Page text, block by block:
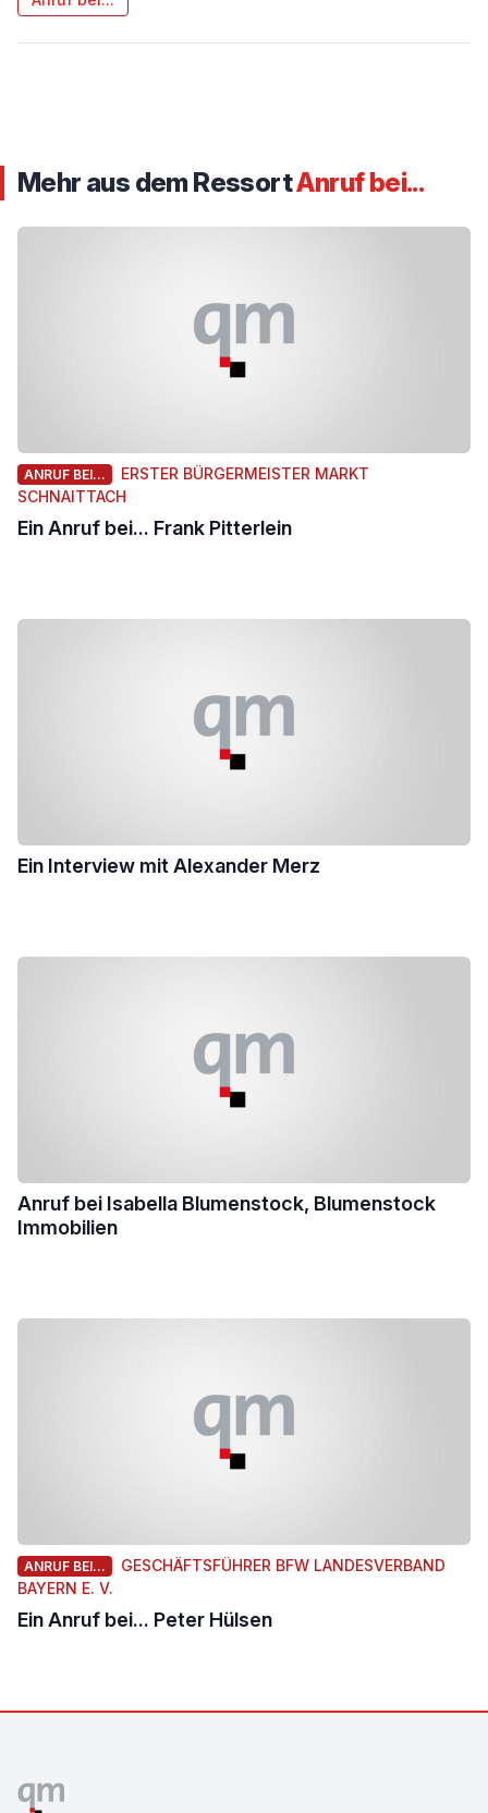
Mehr aus dem RessortAnruf bei...
ANRUF BEI...
ERSTER BÜRGERMEISTER MARKT
SCHNAITTACH
Ein Anruf bei... Frank Pitterlein
Ein Interview mit Alexander Merz
Anruf bei Isabella Blumenstock, Blumenstock
Immobilien
ANRUF BEI...
GESCHÄFTSFÜHRER BFW LANDESVERBAND
BAYERN E. V.
Ein Anruf bei... Peter Hülsen